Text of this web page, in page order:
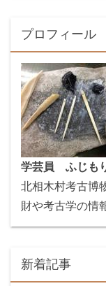
プロフィール
学芸員 ふじも
北相木村考古博
財や考古学の情
新着記事